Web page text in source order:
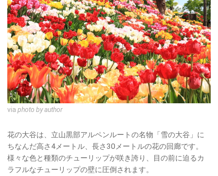
via photo by author
花の大谷は、立山黒部アルペンルートの名物「雪の大谷」に
ちなんだ高さ4メートル、長さ30メートルの花の回廊です。
様々な色と種類のチューリップが咲き誇り、目の前に迫るカ
ラフルなチューリップの壁に圧倒されます。